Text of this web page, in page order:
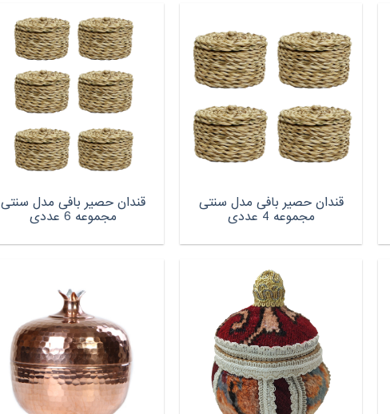
قندان حصیر بافی مدل سنتی
مجموعه 4 عددی
قندان حصیر بافی مدل سنتی
مجموعه 6 عددی